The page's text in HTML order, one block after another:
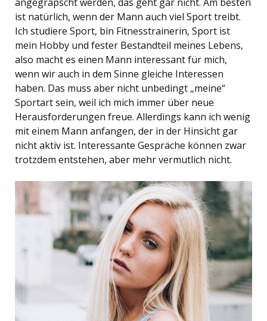
ist natürlich, wenn der Mann auch viel Sport treibt.
Ich studiere Sport, bin Fitnesstrainerin, Sport ist
mein Hobby und fester Bestandteil meines Lebens,
also macht es einen Mann interessant für mich,
wenn wir auch in dem Sinne gleiche Interessen
haben. Das muss aber nicht unbedingt „meine“
Sportart sein, weil ich mich immer über neue
Herausforderungen freue. Allerdings kann ich wenig
mit einem Mann anfangen, der in der Hinsicht gar
nicht aktiv ist. Interessante Gespräche können zwar
trotzdem entstehen, aber mehr vermutlich nicht.